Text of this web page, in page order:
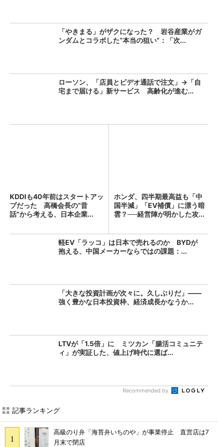
「やきまる」がザクになった？ 岩谷産業がガ
ンダムとコラボした“本当の狙い”：「次...
ローソン、「店員とビデオ通話で注文」→「自
宅まで届ける」新サービス 高齢化が進む...
KDDIも40年前はスタートアッ
プだった 高橋会長の“昔
話”から考える、日本企業...
ホンダ、四半期最高益も「中
国半減」「EV補償」に漂う暗
雲？──経営陣が明かした攻...
軽EV「ラッコ」は日本で売れるのか BYDが
抱える、中国メーカーならではの課題：...
「大きな投資計画が次々に。久しぶりだ」――
強く豊かな日本投資枠、経済成長かなうか...
LTVが「1.5倍」に ミツカン「腸活コミュニテ
ィ」が実証した、値上げ時代に選ば...
Recommended by
記事ランキング
高級のり弁「海苔弁いちのや」が事業停止 直営店は7
月末で閉店